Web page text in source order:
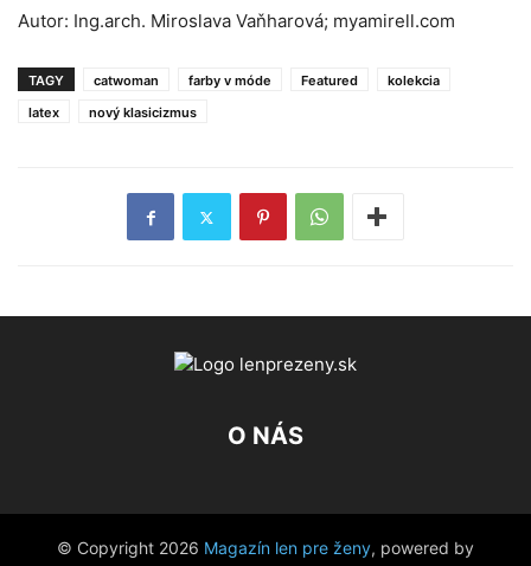
Autor: Ing.arch. Miroslava Vaňharová; myamirell.com
TAGY catwoman farby v móde Featured
kolekcia
latex
nový klasicizmus
O NÁS
© Copyright 2026 Magazín len pre ženy, powered by